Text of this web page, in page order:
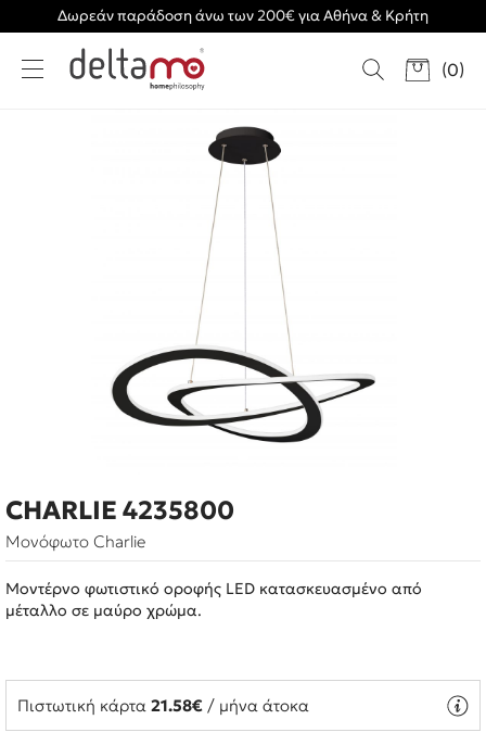
Δωρεάν παράδοση άνω των 200€ για Αθήνα & Κρήτη
(0)
CHARLIE 4235800
Μονόφωτο Charlie
Μοντέρνο φωτιστικό οροφής LED κατασκευασμένο από
μέταλλο σε μαύρο χρώμα.
Πιστωτική κάρτα 21.58€ / μήνα άτοκα